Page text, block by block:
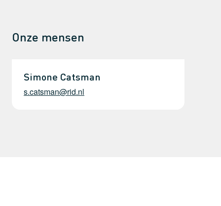
Onze mensen
Simone Catsman
s.catsman@rid.nl